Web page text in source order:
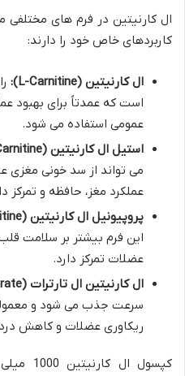
ال کارنیتین در فرم های
کاربردهای خاص خود را دارند:
ال کارنیتین (L-Carnitine):
است که عمدتاً برای بهبود
عمومی استفاده می شود.
استیل ال کارنیتین (Acetyl-L-Carnitine یا ALCAR):
می تواند از سد خونی مغزی
عملکرد مغز، حافظه و تمرکز
پروپیونیل ال کارنیتین (Propionyl-L-Carnitine یا GPLC):
این فرم بیشتر بر سلامت
عضلات تمرکز دارد.
ال کارنیتین ال تارترات (L-Carnitine L-Tartrate):
سرعت جذب می شود و
ریکاوری عضلات و کاهش
کپسول ال کارنیتین 1000 میلی گرم استلا نوتریشن از فرم